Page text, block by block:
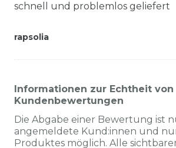
schnell und problemlos geliefert
rapsolia
Informationen zur Echtheit von
Kundenbewertungen
Die Abgabe einer Bewertung ist
angemeldete Kund:innen und
Produktes möglich. Alle